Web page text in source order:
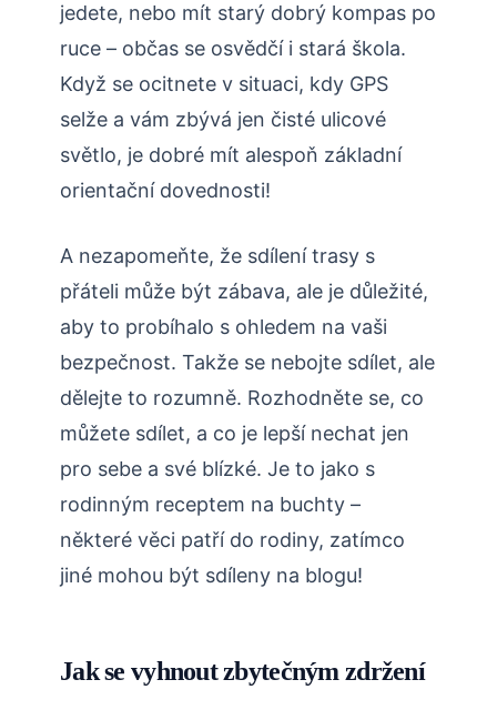
jedete, nebo mít starý dobrý kompas po
ruce – občas se osvědčí i stará škola.
Když se ocitnete v situaci, kdy GPS
selže a vám zbývá jen čisté ulicové
světlo, je dobré mít alespoň základní
orientační dovednosti!
A nezapomeňte, že sdílení trasy s
přáteli může být zábava, ale je důležité,
aby to probíhalo s ohledem na vaši
bezpečnost. Takže se nebojte sdílet, ale
dělejte to rozumně. Rozhodněte se, co
můžete sdílet, a co je lepší nechat jen
pro sebe a své blízké. Je to jako s
rodinným receptem na buchty –
některé věci patří do rodiny, zatímco
jiné mohou být sdíleny na blogu!
Jak se vyhnout zbytečným zdržení